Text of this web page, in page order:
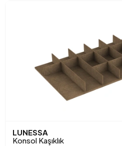
Maksimum Taşıma
Üst Tabla Kalınlığı (mm)
LUNESSA
Konsol Kaşıklık